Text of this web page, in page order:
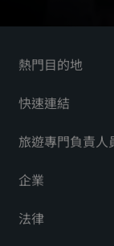
熱門目的地
快速連結
旅遊專門負責人
企業
法律